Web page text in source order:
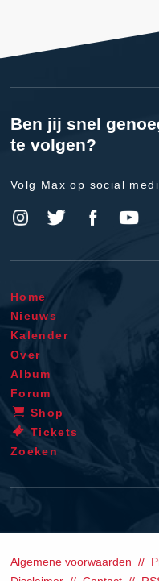
Ben jij snel
te volgen?
Volg Max op social
Home
Nieuws
Kalender
Over
Album
Forum
Shop
Tickets
Zoeken
Algemene voorwaarden